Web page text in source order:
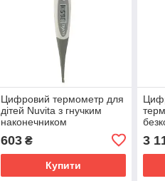
Цифровий термометр для
дітей Nuvita з гнучким
наконечником
603₴
Купити
3